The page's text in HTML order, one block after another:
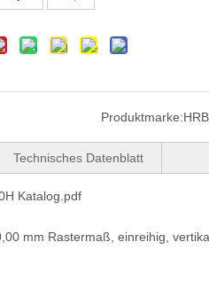
Produktmarke:HRB
Technisches Datenblatt
Katalog.pdf
mm Rastermaß, einreihig,